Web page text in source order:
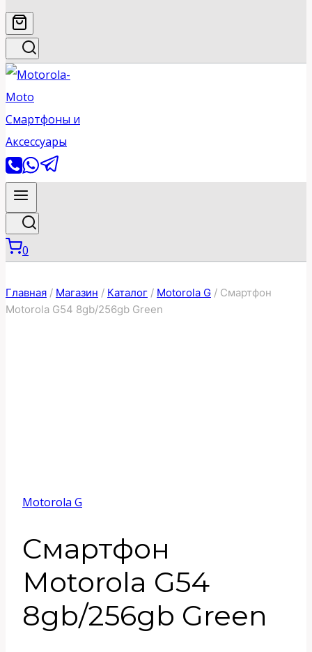
0
Главная / Магазин / Каталог / Motorola G / Смартфон
Motorola G54 8gb/256gb Green
Motorola G
Смартфон
Motorola G54
8gb/256gb Green